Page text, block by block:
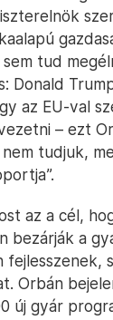
fogadta.
gyárakért,
a
tud
Donald